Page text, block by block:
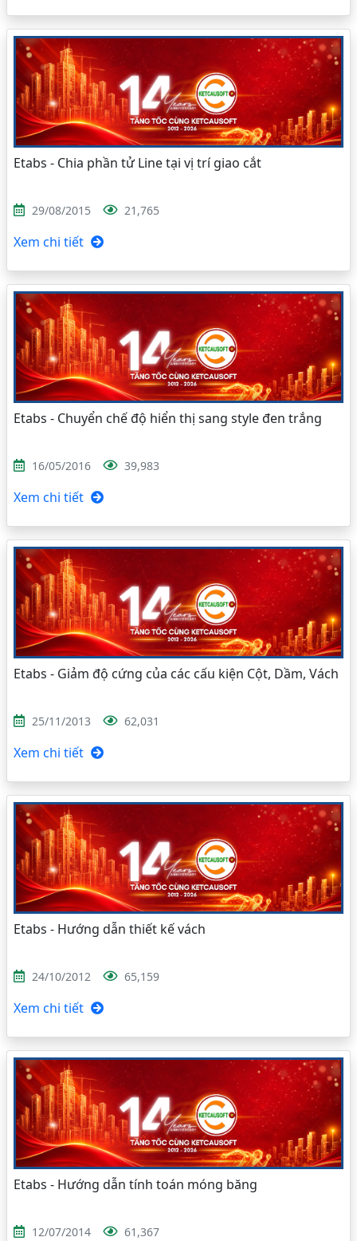
Etabs - Chia phần tử Line tại vị trí giao cắt
29/08/2015 21,765
Xem chi tiết
Etabs - Chuyển chế độ hiển thị sang style đen trắng
16/05/2016 39,983
Xem chi tiết
Etabs - Giảm độ cứng của các cấu kiện Cột, Dầm, Vách
25/11/2013 62,031
Xem chi tiết
Etabs - Hướng dẫn thiết kế vách
24/10/2012 65,159
Xem chi tiết
Etabs - Hướng dẫn tính toán móng băng
12/07/2014 61,367